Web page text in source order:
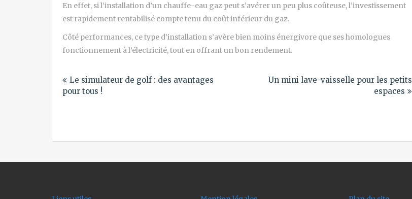
En effet, si l’installation d’un chauffe-eau gaz peut s’avérer un peu plus coûteuse, l’investissement
est rapidement rentabilisé compte tenu du coût inférieur du gaz.
Côté performances, ce type d’installation s’avère bien moins énergivore que ses homologues
fonctionnement à l’électricité, tout en offrant un bon rendement.
deLe simulateur de golf : des avantages
pour tous !
Un mini lave-vaisselle pour les petits
espaces